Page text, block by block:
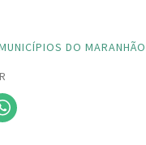
DO MARANHÃO